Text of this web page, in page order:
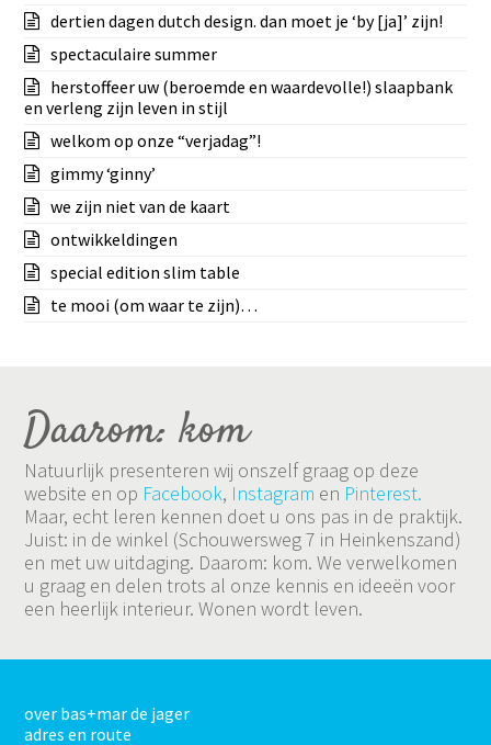
dertien dagen dutch design. dan moet je ‘by [ja]’ zijn!
spectaculaire summer
herstoffeer uw (beroemde en waardevolle!) slaapbank
en verleng zijn leven in stijl
welkom op onze “verjadag”!
gimmy ‘ginny’
we zijn niet van de kaart
ontwikkeldingen
special edition slim table
te mooi (om waar te zijn)…
Daarom: kom
Natuurlijk presenteren wij onszelf graag op deze
website en op Facebook, Instagram en Pinterest.
Maar, echt leren kennen doet u ons pas in de praktijk.
Juist: in de winkel (Schouwersweg 7 in Heinkenszand)
en met uw uitdaging. Daarom: kom. We verwelkomen
u graag en delen trots al onze kennis en ideeën voor
een heerlijk interieur. Wonen wordt leven.
over bas+mar de jager
adres en route